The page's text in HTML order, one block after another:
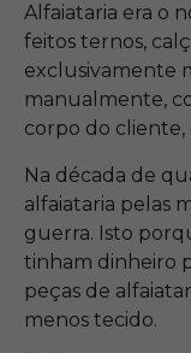
Alfaiataria era o
feitos ternos,
exclusivamente
manualmente,
corpo do cliente,
Na década de
alfaiataria pelas
guerra. Isto
tinham dinheiro
peças de
menos tecido.